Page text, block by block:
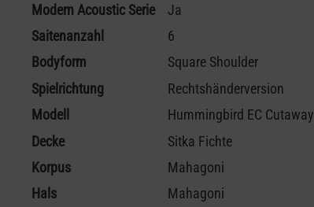
Modern Acoustic Serie
Ja
Saitenanzahl
6
Bodyform
Square Shoulder
Spielrichtung
Rechtshänderversion
Modell
Hummingbird EC Cutaway
Decke
Sitka Fichte
Korpus
Mahagoni
Hals
Mahagoni